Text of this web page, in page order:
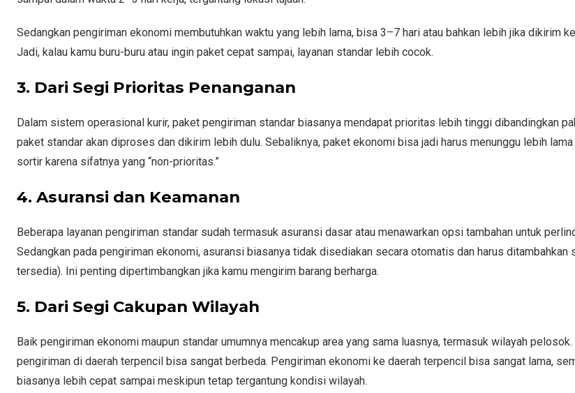
Sedangkan pengiriman ekonomi membutuhkan waktu yang lebih lama, bisa 3–7 hari atau bahkan lebih jika dikirim
Jadi, kalau kamu buru-buru atau ingin paket cepat sampai, layanan standar lebih cocok.
3. Dari Segi Prioritas Penanganan
Dalam sistem operasional kurir, paket pengiriman standar biasanya mendapat prioritas lebih tinggi dibandingkan
paket standar akan diproses dan dikirim lebih dulu. Sebaliknya, paket ekonomi bisa jadi harus menunggu lebih
sortir karena sifatnya yang “non-prioritas.”
4. Asuransi dan Keamanan
Beberapa layanan pengiriman standar sudah termasuk asuransi dasar atau menawarkan opsi tambahan untuk
Sedangkan pada pengiriman ekonomi, asuransi biasanya tidak disediakan secara otomatis dan harus ditambahkan
tersedia). Ini penting dipertimbangkan jika kamu mengirim barang berharga.
5. Dari Segi Cakupan Wilayah
Baik pengiriman ekonomi maupun standar umumnya mencakup area yang sama luasnya, termasuk wilayah
pengiriman di daerah terpencil bisa sangat berbeda. Pengiriman ekonomi ke daerah terpencil bisa sangat lama,
biasanya lebih cepat sampai meskipun tetap tergantung kondisi wilayah.